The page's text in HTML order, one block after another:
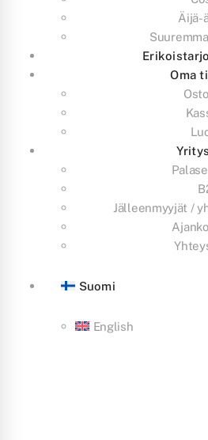
Äijä-
Oma
Yritys
Jälleenmyyjät /
Suomi
English